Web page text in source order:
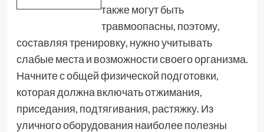
также могут быть
травмоопасны, поэтому,
составляя тренировку, нужно учитывать
слабые места и возможности своего организма.
Начните с общей физической подготовки,
которая должна включать отжимания,
приседания, подтягивания, растяжку. Из
уличного оборудования наиболее полезны